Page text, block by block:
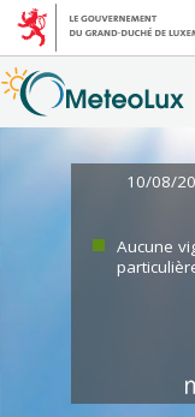
10/08/
Aucune